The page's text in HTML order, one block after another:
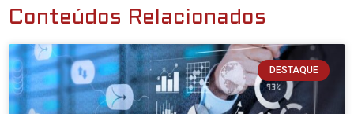
Conteúdos Relacionados
DESTAQUE